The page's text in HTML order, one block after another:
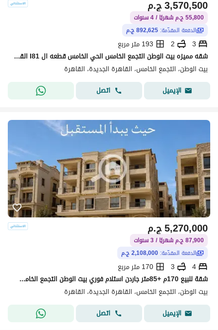
ج.م3,570,500
55,800 ج.م شهريًا / 4 سنوات
الدفعة المقدّمة: 892,625 ج.م
3
2
193 متر مربع
شقه مميزه بيت الوطن التجمع الخامس الحي الخامس قطعه ال I81 القاهره
بيت الوطن، التجمع الخامس، القاهرة الجديدة، القاهرة
الإيميل
اتصل
ج.م5,270,000
87,900 ج.م شهريًا / 3 سنوات
الدفعة المقدّمة: 2,108,000 ج.م
4
3
170 متر مربع
شقة للبيع 170م +85متر جاردن استلام فوري بيت الوطن التجمع الخامس من المالك مباشرة بخصم علي الكاش بالقرب من Mivida compound و AUC 5th settlement
بيت الوطن، التجمع الخامس، القاهرة الجديدة، القاهرة
الإيميل
اتصل